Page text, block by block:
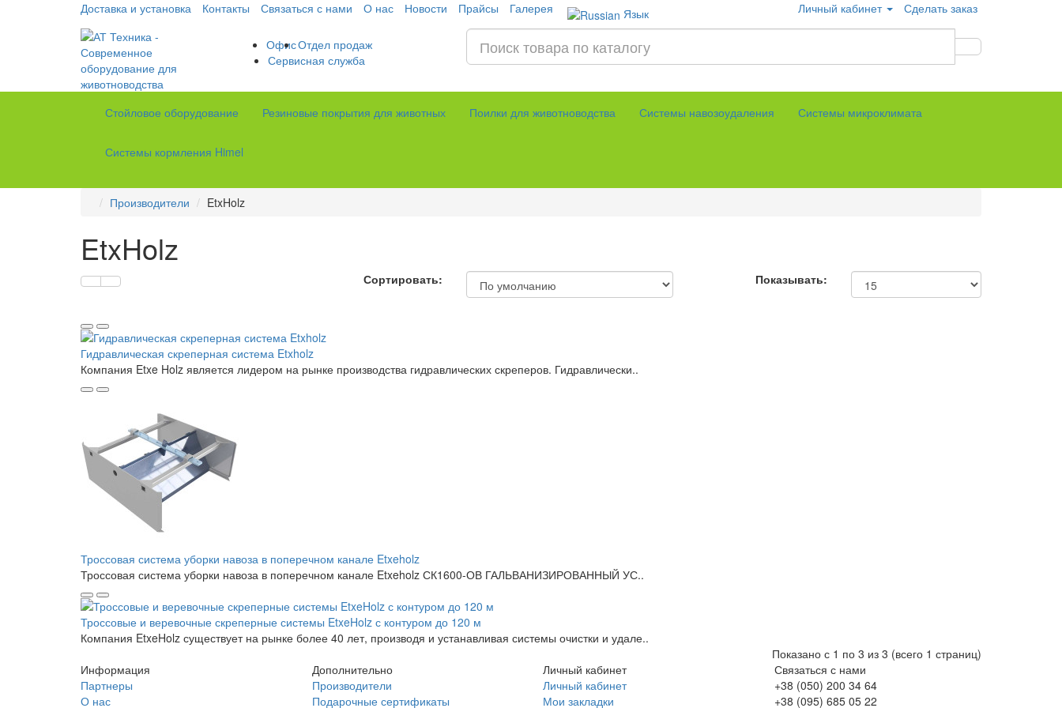
Доставка и установка Контакты Связаться с нами О нас Новости Прайсы Галерея Язык Личный кабинет Сделать заказ
ОфисОтдел продаж
Сервисная служба
Стойловое оборудование Резиновые покрытия для животных Поилки для животноводства Системы навозоудаления Системы микроклимата
Системы кормления Himel
Производители EtxHolz
EtxHolz
Сортировать: Показывать:
Гидравлическая скреперная система Etxholz
Компания Etxe Holz является лидером на рынке производства гидравлических скреперов. Гидравлически..
Троссовая система уборки навоза в поперечном канале Etxeholz
Троссовая система уборки навоза в поперечном канале Etxeholz СК1600-ОВ ГАЛЬВАНИЗИРОВАННЫЙ УС..
Троссовые и веревочные скреперные системы EtxeHolz с контуром до 120 м
Компания EtxeHolz существует на рынке более 40 лет, производя и устанавливая системы очистки и удале..
Показано с 1 по 3 из 3 (всего 1 страниц)
Информация
Партнеры
О нас
Дополнительно
Производители
Подарочные сертификаты
Личный кабинет
Личный кабинет
Мои закладки
Связаться с нами
+38 (050) 200 34 64
+38 (095) 685 05 22